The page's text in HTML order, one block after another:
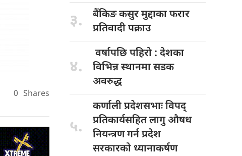
0 Shares
३. बैंकिङ कसुरमुद्दाका फरार
प्रतिवादी पक्राउ
४.
वर्षापछि पहिरो : देशका
विभिन्न स्थानमा सडक
अवरुद्ध
५.
कर्णाली प्रदेशसभाःविपद्
प्रतिकार्यसहित लागु औषध
नियन्त्रण गर्न प्रदेश
सरकारको ध्यानाकर्षण